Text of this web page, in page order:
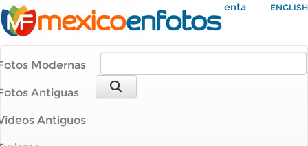
Mi Cuenta ENGLISH
Modernas
Antiguas
Antiguos